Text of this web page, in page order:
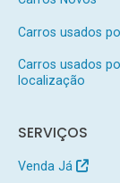
Carros usados
Carros usados
localização
SERVIÇOS
Venda Já